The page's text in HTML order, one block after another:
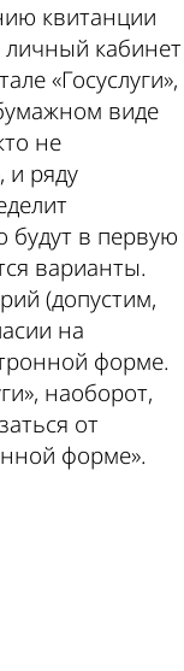
квитанции
личный кабинет
«Госуслуги»,
виде
не
и ряду
будут в первую
варианты.
(допустим,
на
форме.
наоборот,
от
форме».